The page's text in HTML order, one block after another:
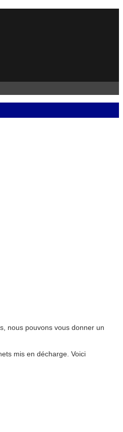
nous pouvons vous donner un
mis en décharge. Voici